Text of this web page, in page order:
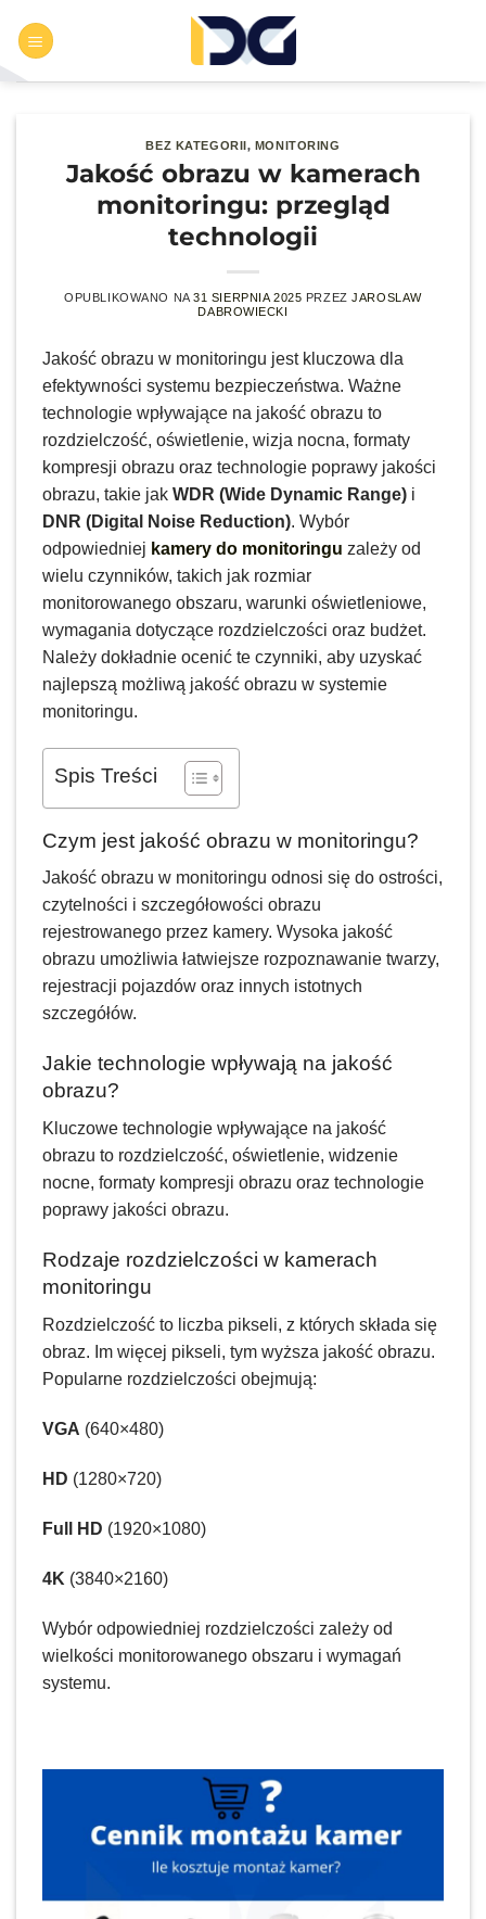
zawartości
BEZ KATEGORII , MONITORING
Jakość obrazu w kamerach
monitoringu: przegląd
technologii
OPUBLIKOWANO NA31 SIERPNIA 2025 PRZEZJAROSLAW
DABROWIECKI
Jakość obrazu w monitoringu jest kluczowa dla
efektywności systemu bezpieczeństwa. Ważne
technologie wpływające na jakość obrazu to
rozdzielczość, oświetlenie, wizja nocna, formaty
kompresji obrazu oraz technologie poprawy jakości
obrazu, takie jakWDR (Wide Dynamic Range) i
DNR (Digital Noise Reduction). Wybór
odpowiedniej kamery do monitoringu zależy od
wielu czynników, takich jak rozmiar
monitorowanego obszaru, warunki oświetleniowe,
wymagania dotyczące rozdzielczości oraz budżet.
Należy dokładnie ocenić te czynniki, aby uzyskać
najlepszą możliwą jakość obrazu w systemie
monitoringu.
Spis Treści
Czym jest jakość obrazu w monitoringu?
Jakość obrazu w monitoringu odnosi się do ostrości,
czytelności i szczegółowości obrazu
rejestrowanego przez kamery. Wysoka jakość
obrazu umożliwia łatwiejsze rozpoznawanie twarzy,
rejestracji pojazdów oraz innych istotnych
szczegółów.
Jakie technologie wpływają na jakość
obrazu?
Kluczowe technologie wpływające na jakość
obrazu to rozdzielczość, oświetlenie, widzenie
nocne, formaty kompresji obrazu oraz technologie
poprawy jakości obrazu.
Rodzaje rozdzielczości w kamerach
monitoringu
Rozdzielczość to liczba pikseli, z których składa się
obraz. Im więcej pikseli, tym wyższa jakość obrazu.
Popularne rozdzielczości obejmują:
VGA (640×480)
HD (1280×720)
Full HD (1920×1080)
4K (3840×2160)
Wybór odpowiedniej rozdzielczości zależy od
wielkości monitorowanego obszaru i wymagań
systemu.